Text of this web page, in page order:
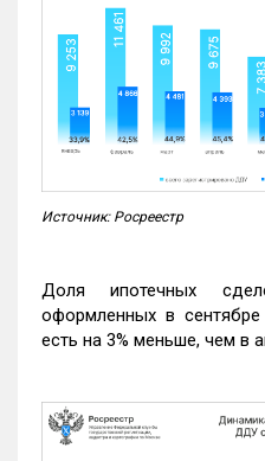
Источник: Росреестр
Доля ипотечных
оформленных в
есть на 3% меньше, чем в